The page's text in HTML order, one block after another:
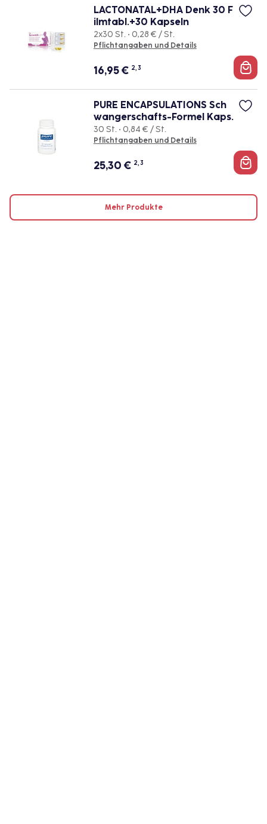
LACTONATAL+DHA Denk 30 F
ilmtabl.+30 Kapseln
2x30 St. • 0,28 € / St.
Pflichtangaben und Details
16,95€ 2, 3
PURE ENCAPSULATIONS Sch
wangerschafts-Formel Kaps.
30 St. • 0,84 € / St.
Pflichtangaben und Details
25,30 € 2, 3
Mehr Produkte